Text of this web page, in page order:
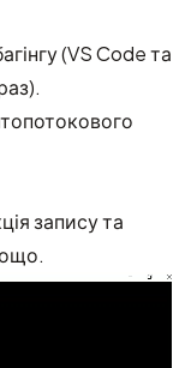
(VS Code та
запису та